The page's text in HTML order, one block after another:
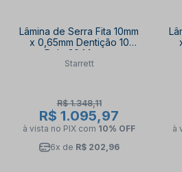
Lâmina de Serra Fita 10mm
x 0,65mm Dentição 10
Rolo 30 Metros
DFB10X10/S-30
Starrett
R$ 1.348,11
R$ 1.095,97
à vista no PIX com 10% OFF
6x de R$ 202,96
à